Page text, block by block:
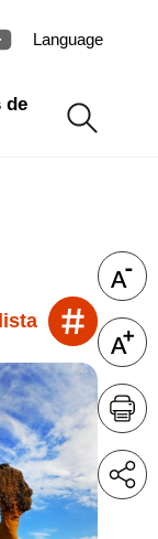
Language
de
lista